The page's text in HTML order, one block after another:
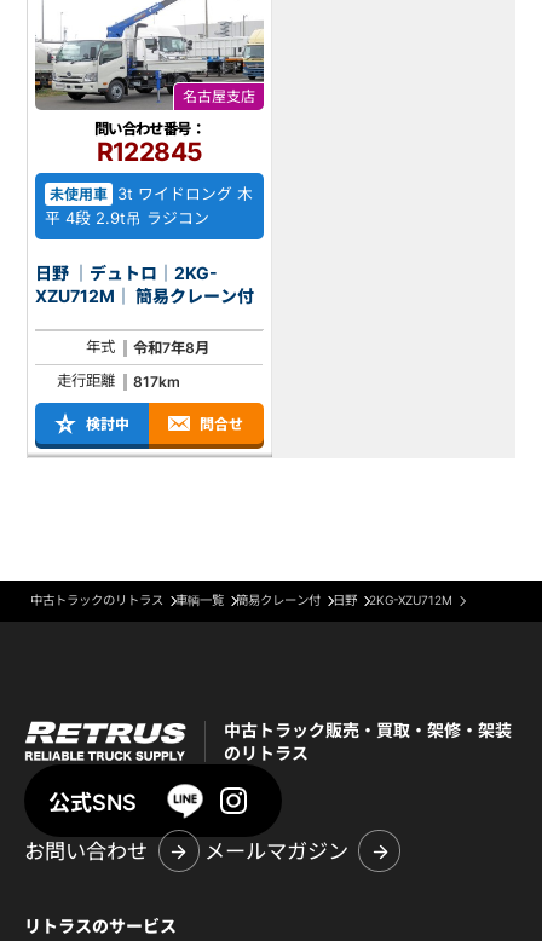
名古屋支店
問い合わせ番号：
R122845
未使用車
3t ワイドロング 木
平 4段 2.9t吊 ラジコン
日野 ｜デュトロ｜2KG-
XZU712M｜ 簡易クレーン付
年式
令和7年8月
走行距離
817km
検討中 問合せ
中古トラックのリトラス 車輌一覧 簡易クレーン付 日野 2KG-XZU712M
中古トラック販売・買取・架修・架装
のリトラス
公式SNS
お問い合わせ
メールマガジン
リトラスのサービス